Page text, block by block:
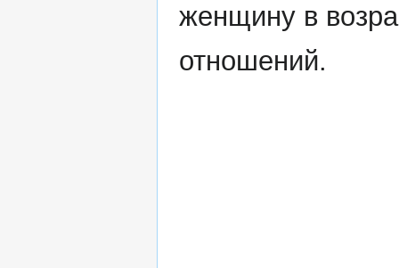
женщину в
отношений.